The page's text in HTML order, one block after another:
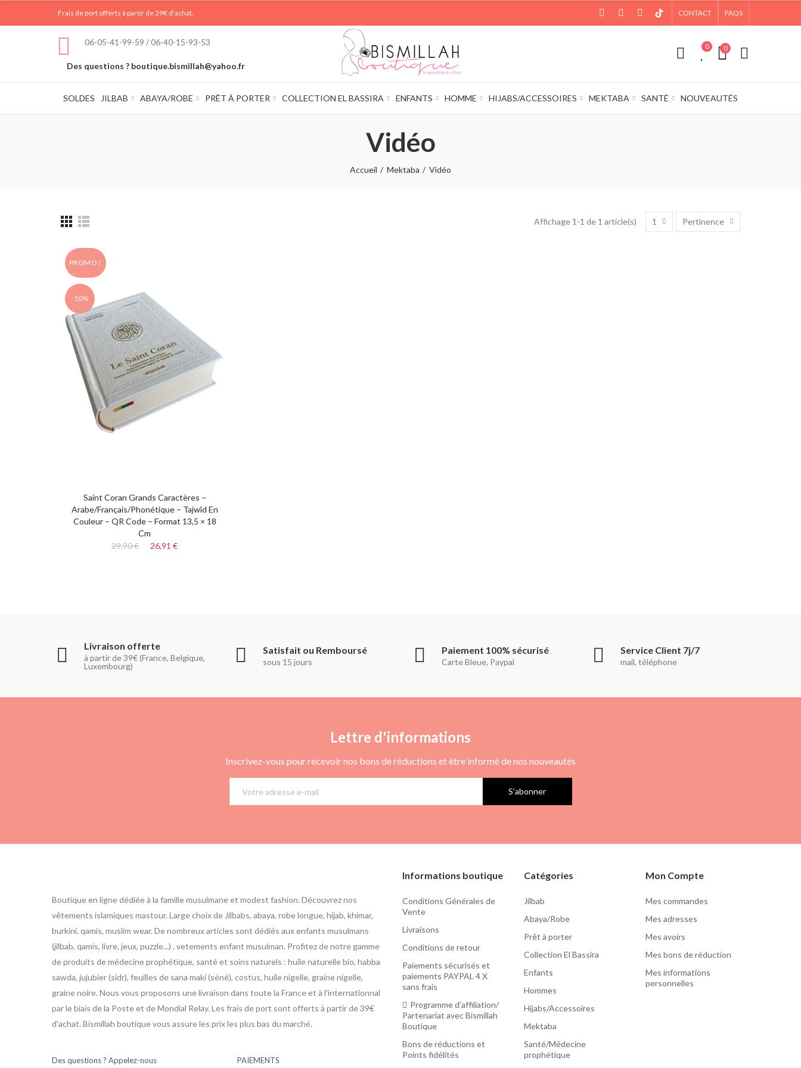
Frais de port offerts à partir de 39€ d'achat. CONTACT FAQS
06-05-41-99-59 / 06-40-15-93-53
Des questions ? boutique.bismillah@yahoo.fr
0 0
SOLDES JILBAB ABAYA/ROBE PRÊT À PORTER COLLECTION EL BASSIRA ENFANTS HOMME HIJABS/ACCESSOIRES MEKTABA SANTÉ NOUVEAUTÉS
Vidéo
Accueil Mektaba Vidéo
Affichage 1-1 de 1 article(s) 1 Pertinence
PROMO !
-10%
Saint Coran Grands Caractères –
Arabe/Français/Phonétique – Tajwîd En
Couleur – QR Code – Format 13,5 × 18
Cm
29,90 €
26,91 €
Livraison offerte
à partir de 39€ (France, Belgique,
Luxembourg)
Satisfait ou Remboursé
sous 15 jours
Paiement 100% sécurisé
Carte Bleue, Paypal
Service Client 7j/7
mail, téléphone
Lettre d'informations
Inscrivez-vous pour recevoir nos bons de réductions et être informé de nos nouveautés
S’abonner
Boutique en ligne dédiée à la famille musulmane et modest fashion. Découvrez nos
vêtements islamiques mastour. Large choix de Jilbabs, abaya, robe longue, hijab, khimar,
burkini, qamis, muslim wear. De nombreux articles sont dédiés aux enfants musulmans
(jilbab, qamis, livre, jeux, puzzle...) , vetements enfant musulman. Profitez de notre gamme
de produits de médecine prophétique, santé et soins naturels : huile naturelle bio, habba
sawda, jujubier (sidr), feuilles de sana maki (séné), costus, huile nigelle, graine nigelle,
graine noire. Nous vous proposons une livraison dans toute la France et à l'internationnal
par le biais de la Poste et de Mondial Relay. Les frais de port sont offerts à partir de 39€
d'achat. Bismillah boutique vous assure les prix les plus bas du marché.
Des questions ? Appelez-nous PAIEMENTS
Informations boutique
Conditions Générales de
Vente
Livraisons
Conditions de retour
Paiements sécurisés et
paiements PAYPAL 4 X
sans frais
Programme d'affiliation/
Partenariat avec Bismillah
Boutique
Bons de réductions et
Points fidélités
Catégories
Jilbab
Abaya/Robe
Prêt à porter
Collection El Bassira
Enfants
Hommes
Hijabs/Accessoires
Mektaba
Santé/Médecine
prophétique
Mon Compte
Mes commandes
Mes adresses
Mes avoirs
Mes bons de réduction
Mes informations
personnelles